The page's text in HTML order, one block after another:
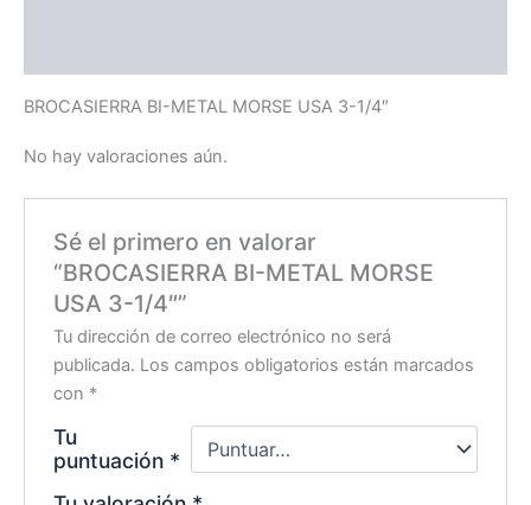
BROCASIERRA BI-METAL MORSE USA 3-1/4″
No hay valoraciones aún.
Sé el primero en valorar
“BROCASIERRA BI-METAL MORSE
USA 3-1/4″”
Tu dirección de correo electrónico no será
publicada. Los campos obligatorios están marcados
con *
Tu
puntuación *